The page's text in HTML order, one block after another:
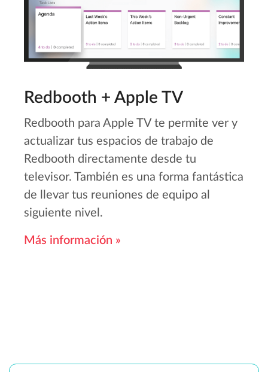
Redbooth + Apple TV
Redbooth para Apple TV te permite ver y
actualizar tus espacios de trabajo de
Redbooth directamente desde tu
televisor. También es una forma fantástica
de llevar tus reuniones de equipo al
siguiente nivel.
Más información »